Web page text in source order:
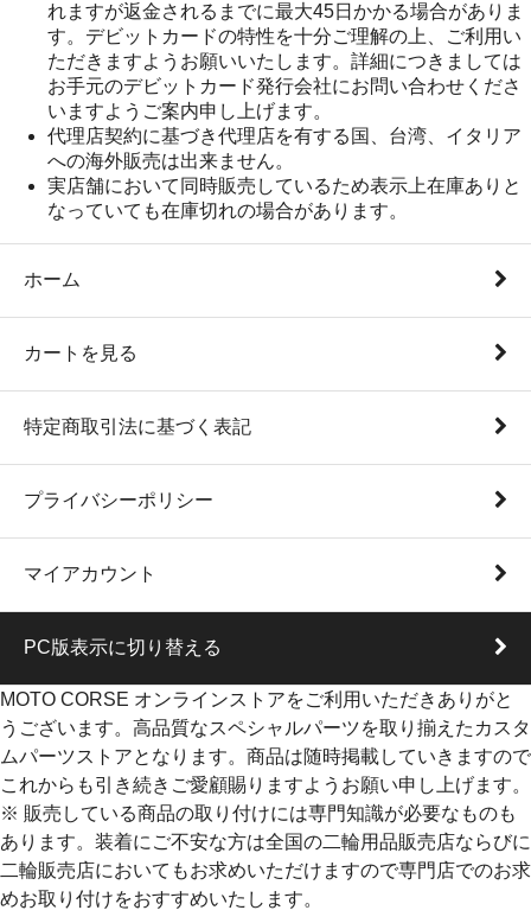
れますが返金されるまでに最大45日かかる場合がありま
す。デビットカードの特性を十分ご理解の上、ご利用い
ただきますようお願いいたします。詳細につきましては
お手元のデビットカード発行会社にお問い合わせくださ
いますようご案内申し上げます。
代理店契約に基づき代理店を有する国、台湾、イタリア
への海外販売は出来ません。
実店舗において同時販売しているため表示上在庫ありと
なっていても在庫切れの場合があります。
ホーム
カートを見る
特定商取引法に基づく表記
プライバシーポリシー
マイアカウント
PC版表示に切り替える
MOTO CORSE オンラインストアをご利用いただきありがと
うございます。高品質なスペシャルパーツを取り揃えたカスタ
ムパーツストアとなります。商品は随時掲載していきますので
これからも引き続きご愛顧賜りますようお願い申し上げます。
※ 販売している商品の取り付けには専門知識が必要なものも
あります。装着にご不安な方は全国の二輪用品販売店ならびに
二輪販売店においてもお求めいただけますので専門店でのお求
めお取り付けをおすすめいたします。